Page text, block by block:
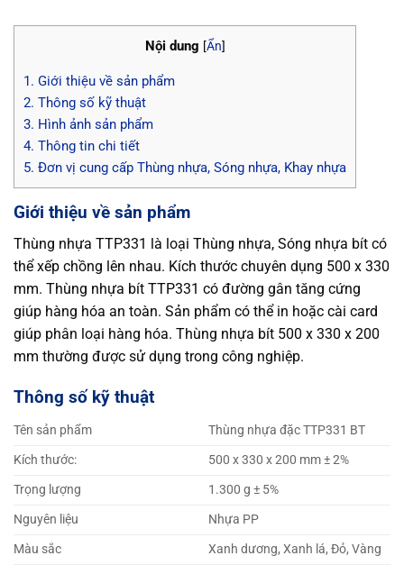
Nội dung [Ẩn]
1. Giới thiệu về sản phẩm
2. Thông số kỹ thuật
3. Hình ảnh sản phẩm
4. Thông tin chi tiết
5. Đơn vị cung cấp Thùng nhựa, Sóng nhựa, Khay nhựa
Giới thiệu về sản phẩm
Thùng nhựa TTP331 là loại Thùng nhựa, Sóng nhựa bít có
thể xếp chồng lên nhau. Kích thước chuyên dụng 500 x 330
mm. Thùng nhựa bít TTP331 có đường gân tăng cứng
giúp hàng hóa an toàn. Sản phẩm có thể in hoặc cài card
giúp phân loại hàng hóa. Thùng nhựa bít 500 x 330 x 200
mm thường được sử dụng trong công nghiệp.
Thông số kỹ thuật
Tên sản phẩm
Thùng nhựa đặc TTP331 BT
Kích thước:
500 x 330 x 200 mm ± 2%
Trọng lượng
1.300 g ± 5%
Nguyên liệu
Nhựa PP
Màu sắc
Xanh dương, Xanh lá, Đỏ, Vàng